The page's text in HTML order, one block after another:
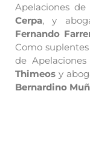
Apelaciones de
Cerpa, y
Fernando
Como
de Apelaciones
Thimeos y
Bernardino